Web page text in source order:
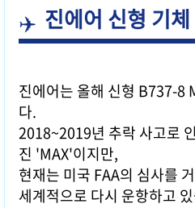
진에어 신형 기
진에어는 올해 신형 B737-8
다.
2018~2019년 추락 사고로
진 'MAX'이지만,
현재는 미국 FAA의 심사를
세계적으로 다시 운항하고